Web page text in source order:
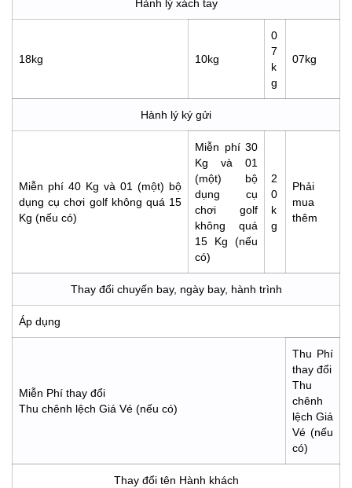
Hành lý xách tay
18kg 10kg
0
7
k
g
07kg
Hành lý ký gửi
Miễn phí 40 Kg và 01 (một) bộ
dụng cụ chơi golf không quá 15
Kg (nếu có)
Miễn phí 30
Kg và 01
(một) bộ
dụng cụ
chơi golf
không quá
15 Kg (nếu
có)
2
0
k
g
Phải
mua
thêm
Thay đổi chuyến bay, ngày bay, hành trình
Áp dụng
Miễn Phí thay đổi
Thu chênh lệch Giá Vé (nếu có)
Thu Phí
thay đổi
Thu
chênh
lệch Giá
Vé (nếu
có)
Thay đổi tên Hành khách